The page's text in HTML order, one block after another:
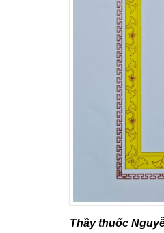
Thầy thuốc